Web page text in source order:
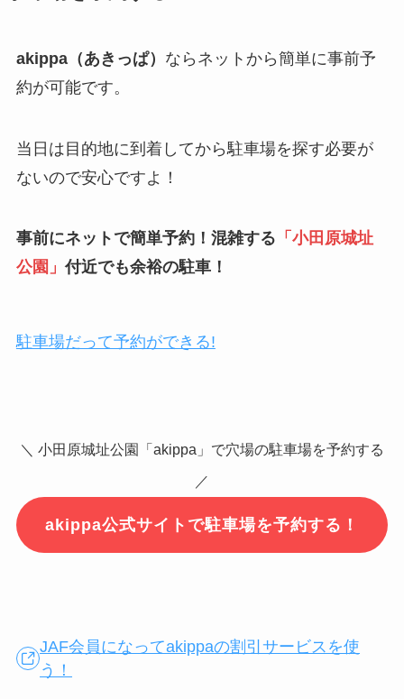
akippa（あきっぱ） ならネットから簡単に事前予
約が可能です。
当日は目的地に到着してから駐車場を探す必要が
ないので安心ですよ！
事前にネットで簡単予約！混雑する 「 小田原城址
公園 」付近でも余裕の駐車！
駐車場だって予約ができる!
＼ 小田原城址公園「akippa」で穴場の駐車場を予約する
／
akippa公式サイトで駐車場を予約する！
JAF会員になってakippaの割引サービスを使
う！